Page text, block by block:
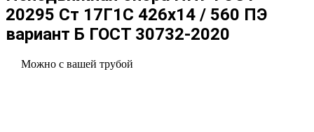
20295 Ст 17Г1С 426x14 / 560 ПЭ
вариант Б ГОСТ 30732-2020
Можно с вашей трубой